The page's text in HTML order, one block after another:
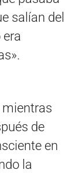
salían del
mientras
de
en
la